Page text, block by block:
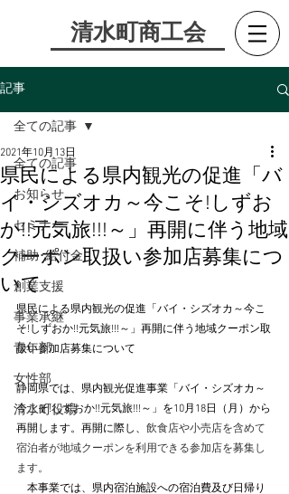
​清水町商工会
記事
全ての記事
お知らせ
セミナー
補助･給付金
創業支援
事業承継
青年部
女性部
清水町役場
全ての記事
県民による県内観光の促進「バ
イ・シズオカ～今こそ!しずお
か!!元気旅!!!～」再開に伴う地域
クーポン取扱い参加店募集につ
いて
2021年10月13日
県民による県内観光の促進「バイ・シズオカ～今こ
そ!しずおか!!元気旅!!!～」再開に伴う地域クーポン取
扱い参加店募集について
静岡県では、県内観光促進事業「バイ・シズオカ～
今こそ!しずおか!!元気旅!!!～」を10月18日（月）から
再開します。再開に際し、 飲食店や小売店を含めて
宿泊者が地域クーポンを利用できる参加店を募集し
ます。
本事業では、県内宿泊施設への宿泊費及び日帰り